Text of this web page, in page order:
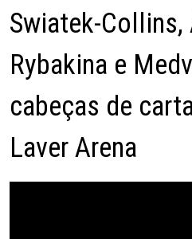
Swiatek-Collins,
Rybakina e
cabeças de
Laver Arena